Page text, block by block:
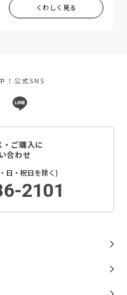
くわしく見る
！公式SNS
ご購入に
合わせ
日・祝日を除く)
2101